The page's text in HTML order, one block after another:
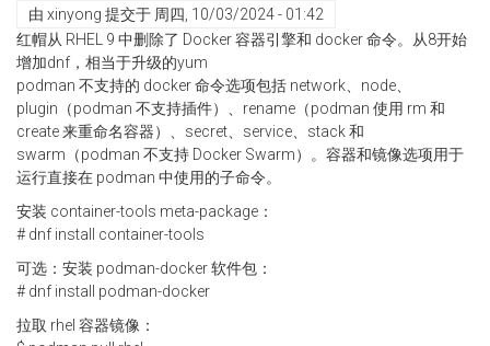
由 xinyong 提交于 周四, 10/03/2024 - 01:42
红帽从 RHEL 9 中删除了 Docker 容器引擎和 docker 命令。从8开始
增加dnf，相当于升级的yum
podman 不支持的 docker 命令选项包括 network、node、
plugin（podman 不支持插件）、rename（podman 使用 rm 和
create 来重命名容器）、secret、service、stack 和
swarm（podman 不支持 Docker Swarm）。容器和镜像选项用于
运行直接在 podman 中使用的子命令。
安装 container-tools meta-package：
# dnf install container-tools
可选：安装 podman-docker 软件包：
# dnf install podman-docker
拉取 rhel 容器镜像：